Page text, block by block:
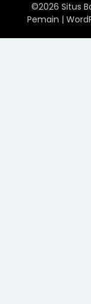
©2026 Situs
Pemain |